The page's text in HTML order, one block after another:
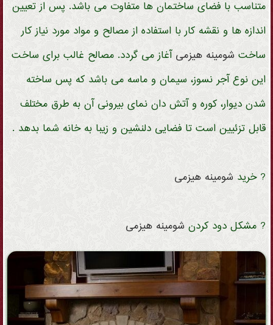
متناسب با فضای ساختمان ها متفاوت می باشد. پس از تعیین
اندازه ها و نقشه کار با استفاده از مصالح و مواد مورد نیاز کار
ساخت شومینه هیزمی آغاز می گردد. مصالح غالب برای ساخت
این نوع آجر نسوز، سیمان و ماسه می باشد که پس ساخته
شدن دیوار، کوره و آتش دان نمای بیرونی آن به طرق مختلف
قابل تزئیین است تا فضایی دلنشین و زیبا به خانه شما بدهد .
? خرید شومینه هیزمی
? مشکل دود کردن شومینه هیزمی